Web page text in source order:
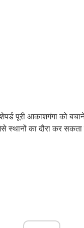
पूरी आकाशगंगा को
स्थानों का दौरा कर